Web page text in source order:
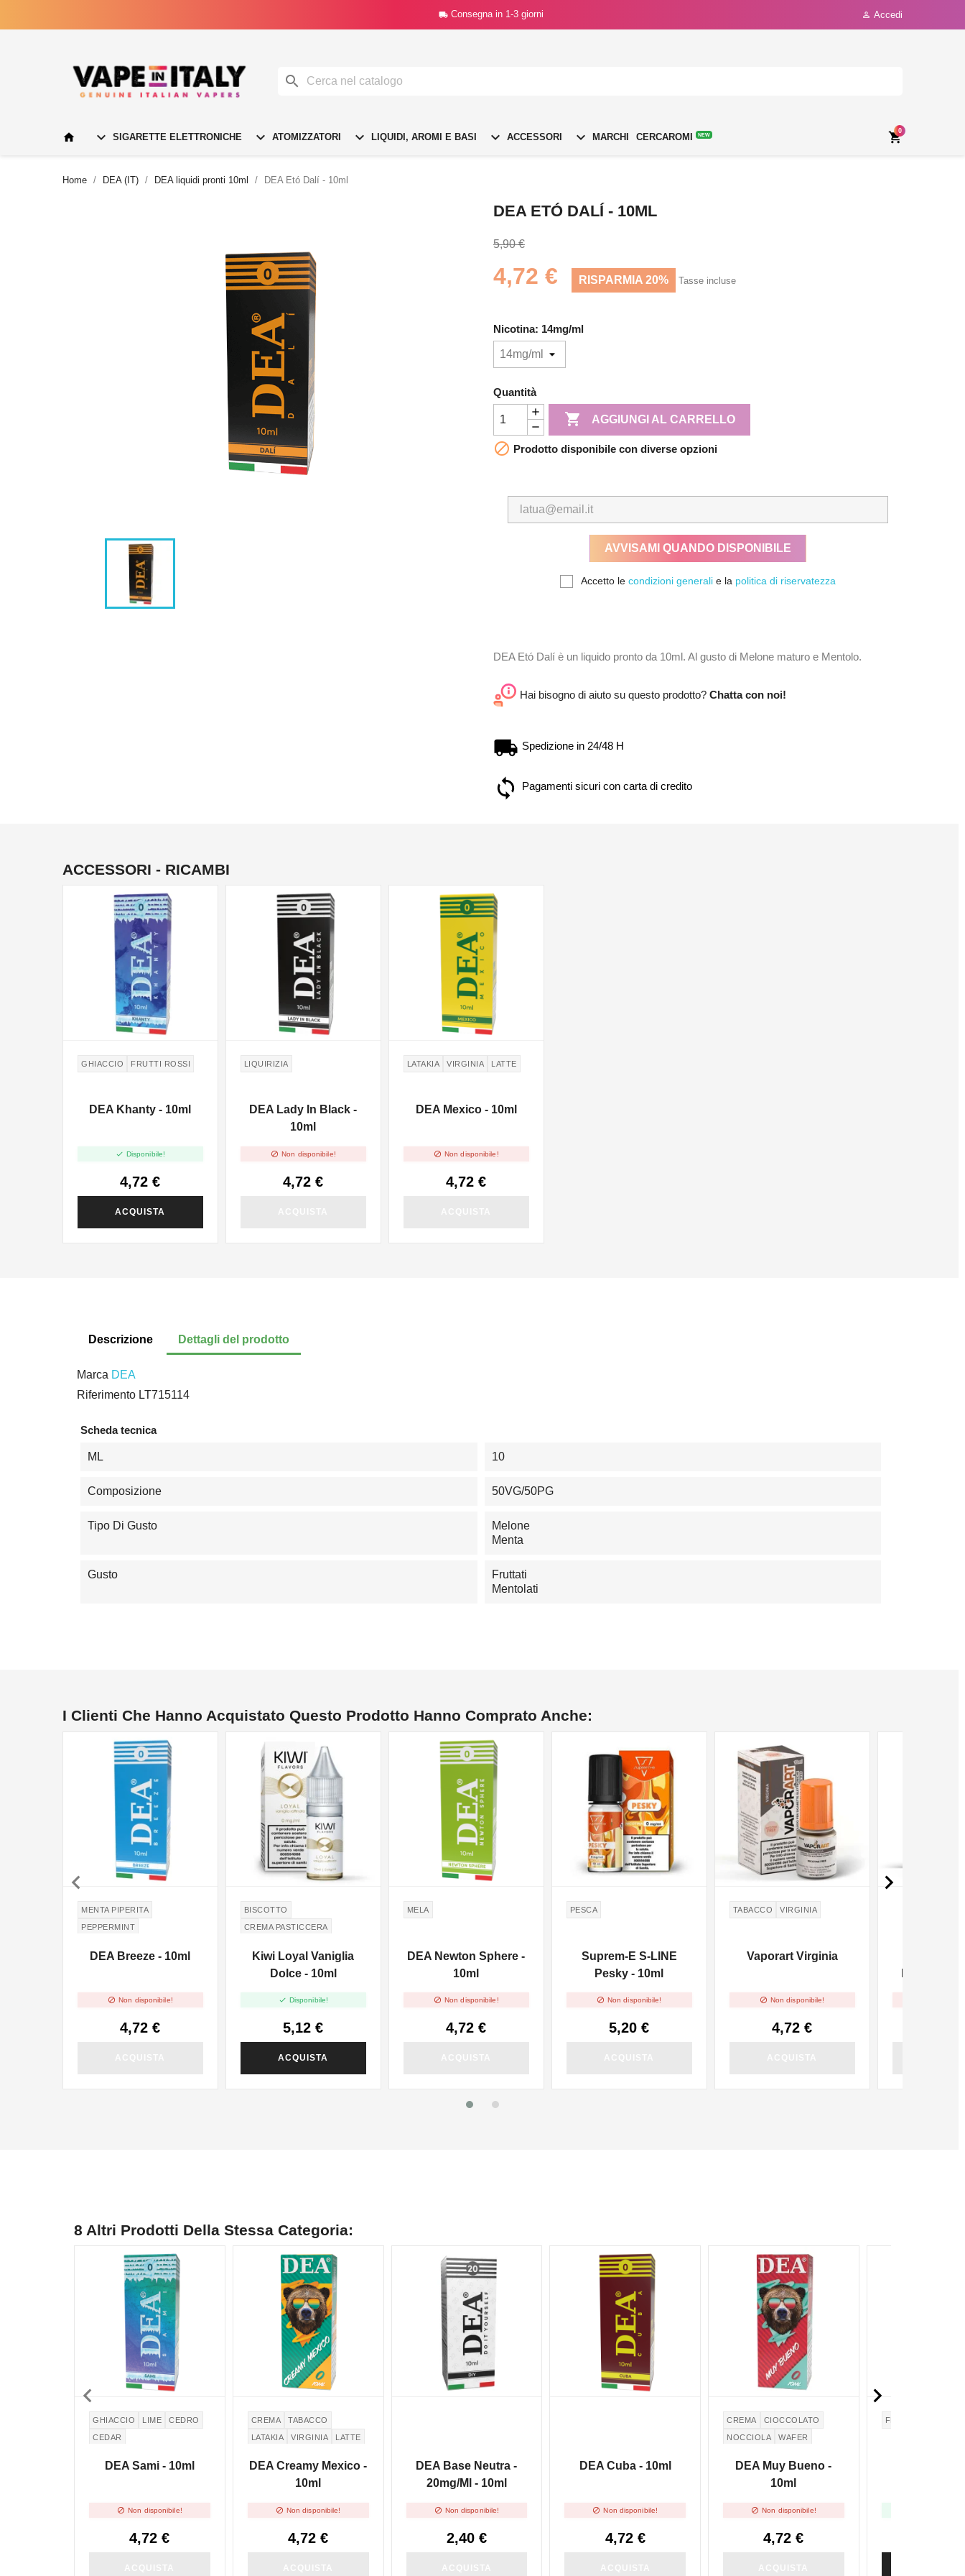
 Consegna in 1-3 giorni  Accedi

  SIGARETTE ELETTRONICHE  ATOMIZZATORI  LIQUIDI, AROMI E BASI  ACCESSORI  MARCHI CERCAROMI NEW 
0
Home DEA (IT) DEA liquidi pronti 10ml DEA Etó Dalí - 10ml
DEA ETÓ DALÍ - 10ML
5,90 €
4,72 € RISPARMIA 20% Tasse incluse
Nicotina: 14mg/ml
Quantità
 AGGIUNGI AL CARRELLO
 Prodotto disponibile con diverse opzioni
AVVISAMI QUANDO DISPONIBILE
Accetto le condizioni generali e la politica di riservatezza
DEA Etó Dalí è un liquido pronto da 10ml. Al gusto di Melone maturo e Mentolo.
Hai bisogno di aiuto su questo prodotto? Chatta con noi!
Spedizione in 24/48 H
Pagamenti sicuri con carta di credito
ACCESSORI - RICAMBI
GHIACCIO FRUTTI ROSSI
DEA Khanty - 10ml
 Disponibile!
4,72 €
ACQUISTA
LIQUIRIZIA
DEA Lady In Black -
10ml
 Non disponibile!
4,72 €
LATAKIA VIRGINIA LATTE
DEA Mexico - 10ml
 Non disponibile!
4,72 €
Descrizione Dettagli del prodotto
Marca DEA
Riferimento LT715114
Scheda tecnica
ML 10
Composizione 50VG/50PG
Tipo Di Gusto
Melone
Menta
Gusto
Fruttati
Mentolati
I Clienti Che Hanno Acquistato Questo Prodotto Hanno Comprato Anche:
MENTA PIPERITA
PEPPERMINT
DEA Breeze - 10ml
 Non disponibile!
4,72 €
NON DISPONIBILE
BISCOTTO
CREMA PASTICCERA
Kiwi Loyal Vaniglia
Dolce - 10ml
 Disponibile!
5,12 €
ACQUISTA
MELA
DEA Newton Sphere -
10ml
 Non disponibile!
4,72 €
PESCA
Suprem-E S-LINE
Pesky - 10ml
 Non disponibile!
5,20 €
TABACCO VIRGINIA
Vaporart Virginia
 Non disponibile!
4,72 €
 
8 Altri Prodotti Della Stessa Categoria:
GHIACCIO LIME
CEDRO
CEDAR
DEA Sami - 10ml
 Non disponibile!
4,72 €
CREMA
TABACCO
LATAKIA
VIRGINIA
LATTE
DEA Creamy Mexico -
10ml
 Non disponibile!
4,72 €
DEA Base Neutra -
20mg/ml - 10ml
 Non disponibile!
2,40 €
NON DISPONIBILE
DEA Cuba - 10ml
 Non disponibile!
4,72 €
NON DISPONIBILE
CREMA
CIOCCOLATO
NOCCIOLA
WAFER
DEA Muy Bueno -
10ml
 Non disponibile!
4,72 €
FRAGOLA
 